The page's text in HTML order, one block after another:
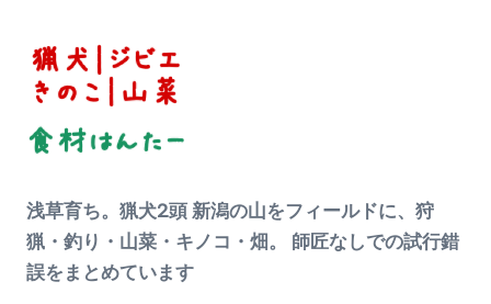
content
狩
猟
|
ジ
ビ
エ
浅草育ち。猟犬2頭 新潟の山をフィールドに、狩
猟・釣り・山菜・キノコ・畑。 師匠なしでの試行錯
誤をまとめています